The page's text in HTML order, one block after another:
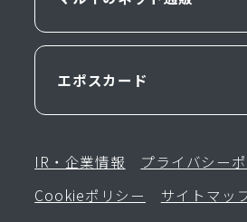
エポスカード
IR・企業情報
プライバシー
Cookieポリシー
サイトマッ